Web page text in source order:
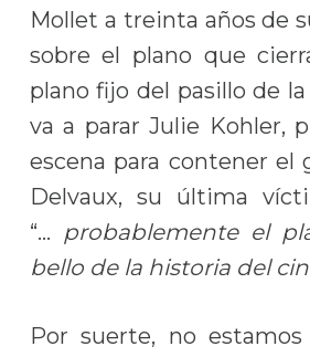
Mollet a treinta años de
sobre el plano que
plano fijo del pasillo de
va a parar Julie Kohler,
escena para contener el
Delvaux, su última
“… probablemente el
bello de la historia del
Por suerte, no estamos